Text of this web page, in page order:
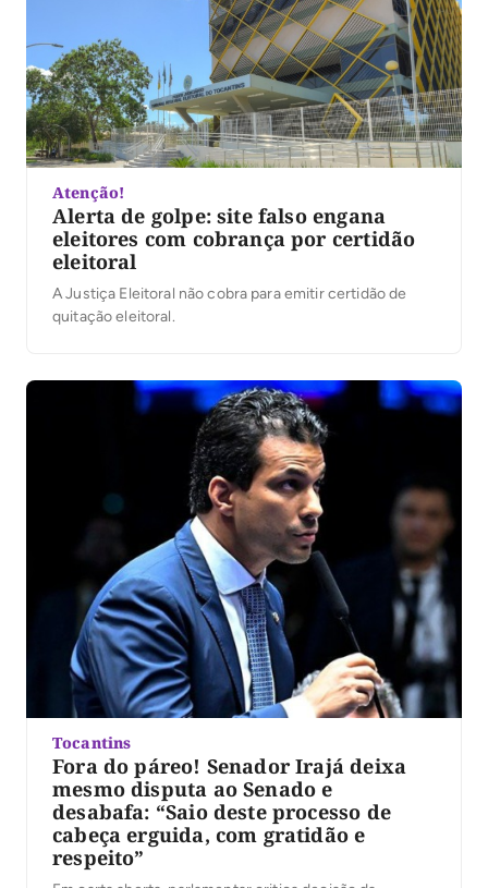
Atenção!
Alerta de golpe: site falso engana
eleitores com cobrança por certidão
eleitoral
A Justiça Eleitoral não cobra para emitir certidão de
quitação eleitoral.
Tocantins
Fora do páreo! Senador Irajá deixa
mesmo disputa ao Senado e
desabafa: “Saio deste processo de
cabeça erguida, com gratidão e
respeito”